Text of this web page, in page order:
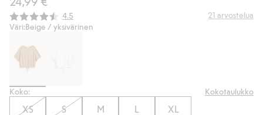
Keskimääräinen luokitus:
4.5 21 arvostelua
Väri:Beige / yksivärinen
Koko: Kokotaulukko
XS S M L XL